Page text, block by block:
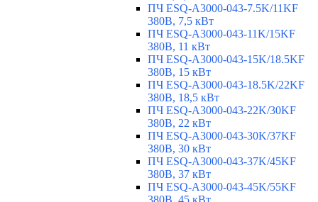
ПЧ ESQ-A3000-043-7.5K/11KF
380В, 7,5 кВт
ПЧ ESQ-A3000-043-11K/15KF
380В, 11 кВт
ПЧ ESQ-A3000-043-15K/18.5KF
380В, 15 кВт
ПЧ ESQ-A3000-043-18.5K/22KF
380В, 18,5 кВт
ПЧ ESQ-A3000-043-22K/30KF
380В, 22 кВт
ПЧ ESQ-A3000-043-30K/37KF
380В, 30 кВт
ПЧ ESQ-A3000-043-37K/45KF
380В, 37 кВт
ПЧ ESQ-A3000-043-45K/55KF